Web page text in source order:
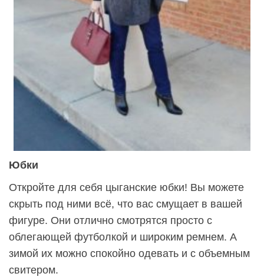
Юбки
Откройте для себя цыганские юбки! Вы можете
скрыть под ними всё, что вас смущает в вашей
фигуре. Они отлично смотрятся просто с
облегающей футболкой и широким ремнем. А
зимой их можно спокойно одевать и с объемным
свитером.